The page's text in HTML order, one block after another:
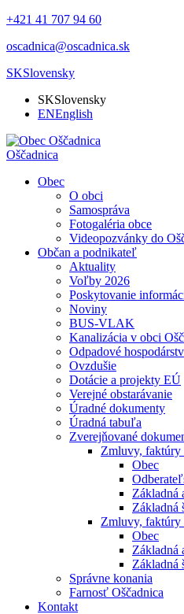
+421 41 707 94 60
oscadnica@oscadnica.sk
SKSlovensky
SKSlovensky
ENEnglish
Oščadnica
Obec
O obci
Samospráva
Fotogaléria obce
Videopozvánky do
Občan a podnikateľ
Aktuality
Voľby 2026
Poskytovanie
Noviny
BUS-VLAK
Kanalizácia v obci
Odpadové
Ovzdušie
Dotácie a projekty EÚ
Verejné obstarávanie
Úradné dokumenty
Úradná tabuľa
Zverejňované
Zmluvy, faktúry
Obec
Základná
Základná
Zmluvy,
Obec
Základná
Základná
Správne konania
Farnosť Oščadnica
Kontakt